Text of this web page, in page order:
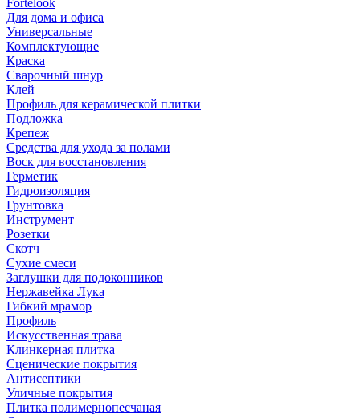
Fortelook
Для дома и офиса
Универсальные
Комплектующие
Краска
Сварочный шнур
Клей
Профиль для керамической плитки
Подложка
Крепеж
Средства для ухода за полами
Воск для восстановления
Герметик
Гидроизоляция
Грунтовка
Инструмент
Розетки
Скотч
Сухие смеси
Заглушки для подоконников
Нержавейка Лука
Гибкий мрамор
Профиль
Искусственная трава
Клинкерная плитка
Сценические покрытия
Антисептики
Уличные покрытия
Плитка полимернопесчаная